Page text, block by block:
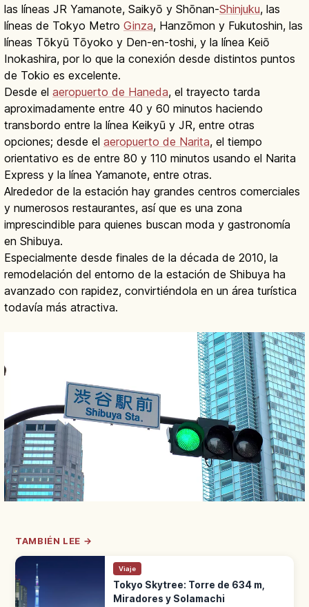
las líneas JR Yamanote, Saikyō y Shōnan-Shinjuku, las
líneas de Tokyo Metro Ginza, Hanzōmon y Fukutoshin, las
líneas Tōkyū Tōyoko y Den-en-toshi, y la línea Keiō
Inokashira, por lo que la conexión desde distintos puntos
de Tokio es excelente.
Desde el aeropuerto de Haneda, el trayecto tarda
aproximadamente entre 40 y 60 minutos haciendo
transbordo entre la línea Keikyū y JR, entre otras
opciones; desde el aeropuerto de Narita, el tiempo
orientativo es de entre 80 y 110 minutos usando el Narita
Express y la línea Yamanote, entre otras.
Alrededor de la estación hay grandes centros comerciales
y numerosos restaurantes, así que es una zona
imprescindible para quienes buscan moda y gastronomía
en Shibuya.
Especialmente desde finales de la década de 2010, la
remodelación del entorno de la estación de Shibuya ha
avanzado con rapidez, convirtiéndola en un área turística
todavía más atractiva.
TAMBIÉN LEE →
Viaje
Tokyo Skytree: Torre de 634 m,
Miradores y Solamachi